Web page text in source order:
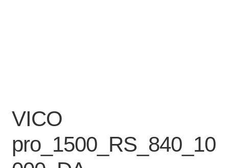
VICO
pro_1500_RS_840_10